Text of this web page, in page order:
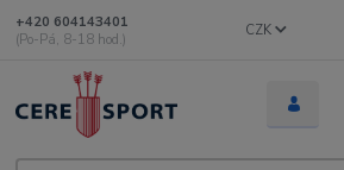
CZK
+420 604143401
(Po-Pá, 8-18 hod.)